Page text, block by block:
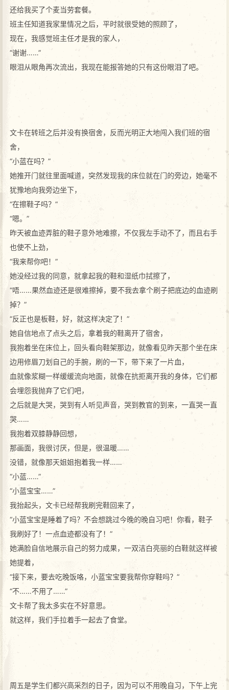
还给我买了个麦当劳套餐。
班主任知道我家里情况之后，平时就很受她的照顾了，
现在，我感觉班主任才是我的家人，
“谢谢……”
眼泪从眼角再次流出，我现在能报答她的只有这份眼泪了吧。
文卡在转班之后并没有换宿舍，反而光明正大地闯入我们班的宿
舍，
“小蓝在吗？”
她推开门就往里面喊道，突然发现我的床位就在门的旁边，她毫不
犹豫地向我旁边坐下，
“在擦鞋子吗？”
“嗯。”
昨天被血迹弄脏的鞋子意外地难擦，不仅我左手动不了，而且右手
也使不上劲，
“我来帮你吧！”
她没经过我的同意，就拿起我的鞋和湿纸巾拭擦了，
“唔……果然血迹还是很难擦掉，要不我去拿个刷子把底边的血迹刷
掉？”
“反正也是板鞋，好，就这样决定了！”
她自信地点了点头之后，拿着我的鞋离开了宿舍，
我抱着坐在床位上，回头看向鞋架那边，就像看见昨天那个坐在床
边用修眉刀划自己的手腕，刷的一下，带下来了一片血，
血就像浆糊一样缓缓流向地面，就像在抗拒离开我的身体，它们都
会埋怨我抛弃了它们吧，
之后就是大哭，哭到有人听见声音，哭到教官的到来，一直哭一直
哭……
我抱着双膝静静回想，
那画面，我很讨厌，但是，很温暖……
没错，就像那天姐姐抱着我一样……
“小蓝……”
“小蓝宝宝……”
我抬起头，文卡已经帮我刷完鞋回来了，
“小蓝宝宝是睡着了吗？不会想跳过今晚的晚自习吧！你看，鞋子
我刷好了！一点血迹都没有了！”
她满脸自信地展示自己的努力成果，一双洁白亮丽的白鞋就这样被
她提着，
“接下来，要去吃晚饭咯，小蓝宝宝要我帮你穿鞋吗？”
“不……不用了……”
文卡帮了我太多实在不好意思。
就这样，我们手拉着手一起去了食堂。
周五是学生们都兴高采烈的日子，因为可以不用晚自习，下午上完